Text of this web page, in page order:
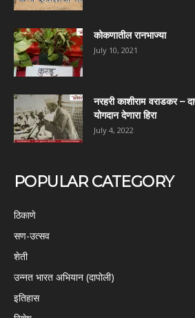
कोकणातील रानभाज्या
July 10, 2021
नरहरी काशीराम वराडकर –
योगदान देणारा हिरा
July 4, 2022
POPULAR CATEGORY
ठिकाणे
सण-उत्सव
शेती
उन्नत भारत अभियान (दापोली)
इतिहास